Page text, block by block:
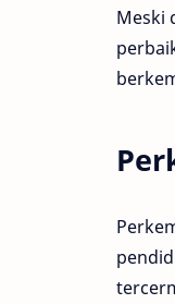
Meski